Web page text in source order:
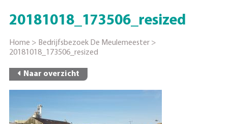
20181018_173506_resized
Home > Bedrijfsbezoek De Meulemeester>
20181018_173506_resized
Naar overzicht